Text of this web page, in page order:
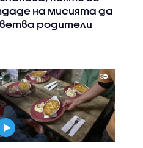
на мисията да
родители